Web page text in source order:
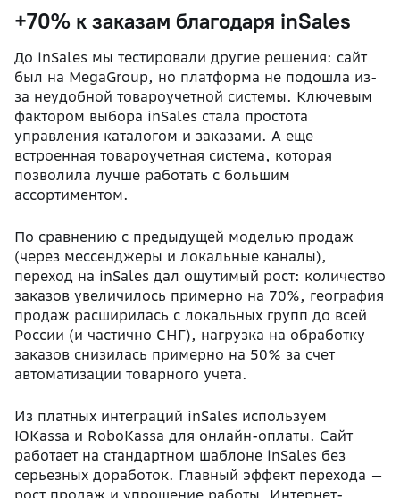
+70% к заказам благодаря inSales
До inSales мы тестировали другие решения: сайт
был на MegaGroup, но платформа не подошла из-
за неудобной товароучетной системы. Ключевым
фактором выбора inSales стала простота
управления каталогом и заказами. А еще
встроенная товароучетная система, которая
позволила лучше работать с большим
ассортиментом.
По сравнению с предыдущей моделью продаж
(через мессенджеры и локальные каналы),
переход на inSales дал ощутимый рост: количество
заказов увеличилось примерно на 70%, география
продаж расширилась с локальных групп до всей
России (и частично СНГ), нагрузка на обработку
заказов снизилась примерно на 50% за счет
автоматизации товарного учета.
Из платных интеграций inSales используем
ЮKassa и RoboKassa для онлайн-оплаты. Сайт
работает на стандартном шаблоне inSales без
серьезных доработок. Главный эффект перехода —
рост продаж и упрощение работы. Интернет-